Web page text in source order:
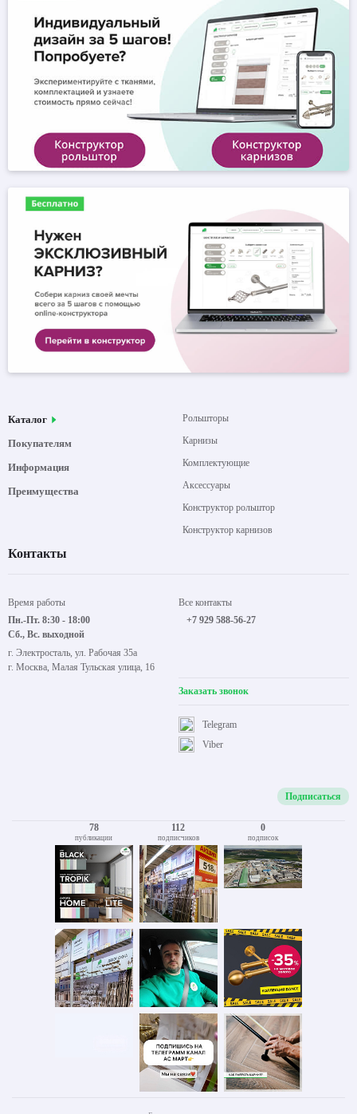
Каталог
Покупателям
Информация
Преимущества
Рольшторы
Карнизы
Комплектующие
Аксессуары
Конструктор рольштор
Конструктор карнизов
Контакты
Время работы
Пн.-Пт. 8:30 - 18:00
Сб., Вс. выходной
г. Электросталь, ул. Рабочая 35а
г. Москва, Малая Тульская улица, 16
Все контакты
+7 929 588-56-27
Заказать звонок
Viber
Telegram
Подписаться
78
публикации
112
подписчиков
0
подписок